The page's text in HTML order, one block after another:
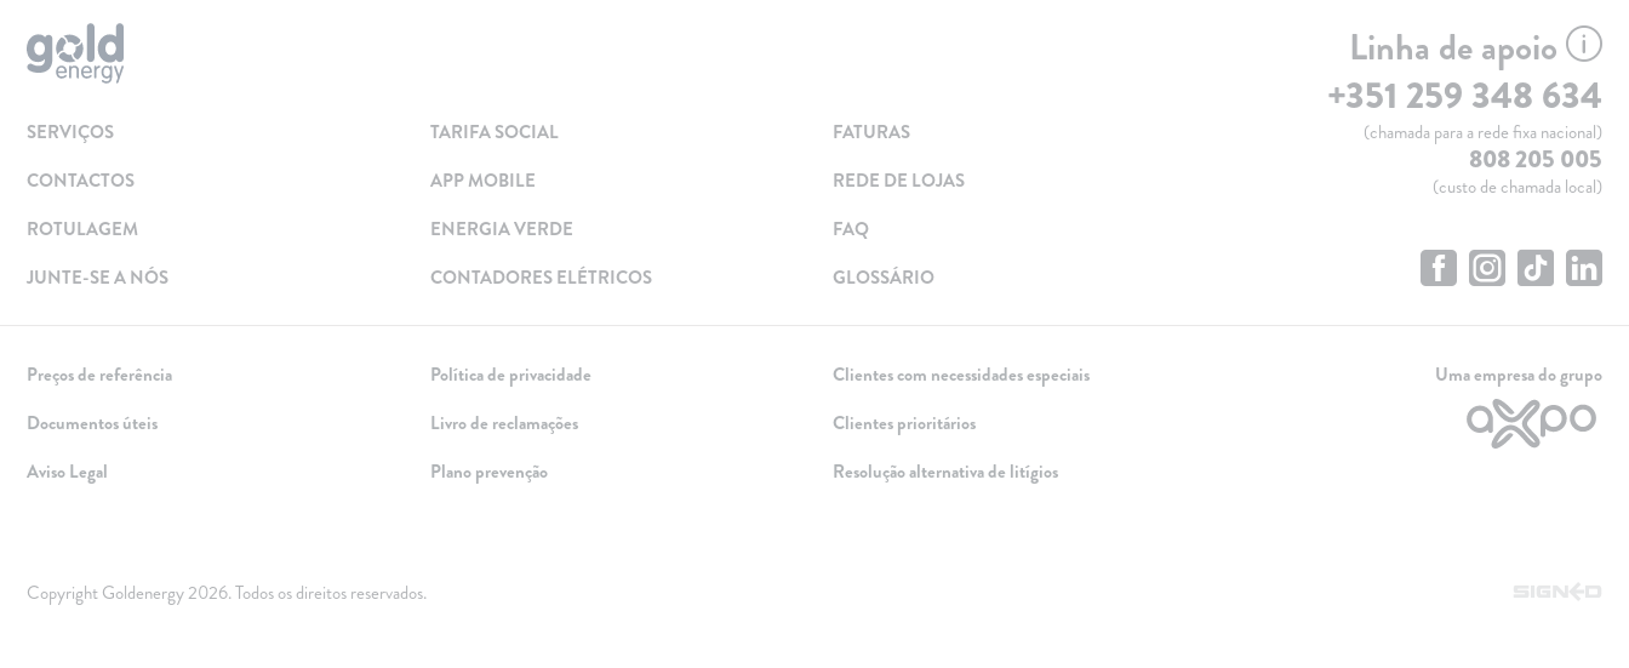
Simular
Solar
Painéis Solares
Excedentes de Produção
Energia verde
Mobilidade Elétrica
Carregar em Casa
Empresas
Rede de lojas
Leituras
FAQ
(chamada para a rede fixa nacional)
SERVIÇOS
CONTACTOS
ROTULAGEM
JUNTE-SE A NÓS
TARIFA SOCIAL
APP MOBILE
ENERGIA VERDE
CONTADORES ELÉTRICOS
FATURAS
REDE DE LOJAS
FAQ
GLOSSÁRIO
Linha de apoio
+351 259 348 634
(chamada para a rede fixa nacional)
808 205 005
(custo de chamada local)
Preços de referência
Documentos úteis
Aviso Legal
Política de privacidade
Livro de reclamações
Plano prevenção
Clientes com necessidades especiais
Clientes prioritários
Resolução alternativa de litígios
Uma empresa do grupo
Copyright Goldenergy 2026. Todos os direitos reservados.